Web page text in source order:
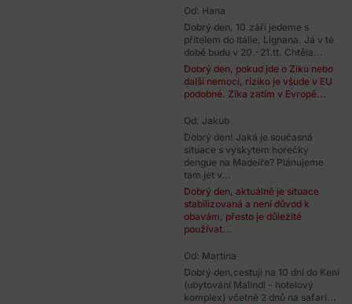
Od: Hana
Dobrý den, 10.září jedeme s
přítelem do Itálie, Lignana. Já v té
době budu v 20.-21.tt. Chtěla...
Dobrý den, pokud jde o Ziku nebo
další nemoci, riziko je všude v EU
podobné. Zika zatím v Evropě...
Od: Jakub
Dobrý den! Jaká je současná
situace s výskytem horečky
dengue na Madeiře? Plánujeme
tam jet v...
Dobrý den, aktuálně je situace
stabilizovaná a není důvod k
obavám, přesto je důležité
používat...
Od: Martina
Dobrý den,cestuji na 10 dní do Keni
(ubytování Malindi - hotelový
komplex) včetně 2 dnů na safari...